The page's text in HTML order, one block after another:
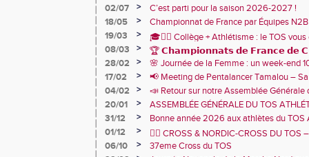
02/07 >
C’est parti pour la saison 2026-2027 !
18/05
>
Championnat de France par Équipes
1er avec 86 787 points !🩷
19/03 >
🎓🏃‍♂️ Collège + Athlétisme : le TOS
sportive du collège Marie Curie !
08/03 >
🏆 𝗖𝗵𝗮𝗺𝗽𝗶𝗼𝗻𝗻𝗮𝘁𝘀 𝗱𝗲 𝗙𝗿𝗮𝗻𝗰𝗲 𝗱𝗲
🏅
28/02 >
🌸 Journée de la Femme : un week-end
TOS Athlétisme
17/02 >
📢 Meeting de Pentalancer Tamalou –
04/02
>
📣 Retour sur notre Assemblée
2026 🙌
20/01 >
ASSEMBLÉE GÉNÉRALE DU TOS
JANVIER 18h30 – CENTRE SPORTIF DE
31/12 >
Bonne année 2026 aux athlètes du TOS
01/12
>
🏃‍♂️ CROSS & NORDIC-CROSS DU
et de convivialité ! 🏃‍♀️
06/10 >
37eme Cross du TOS